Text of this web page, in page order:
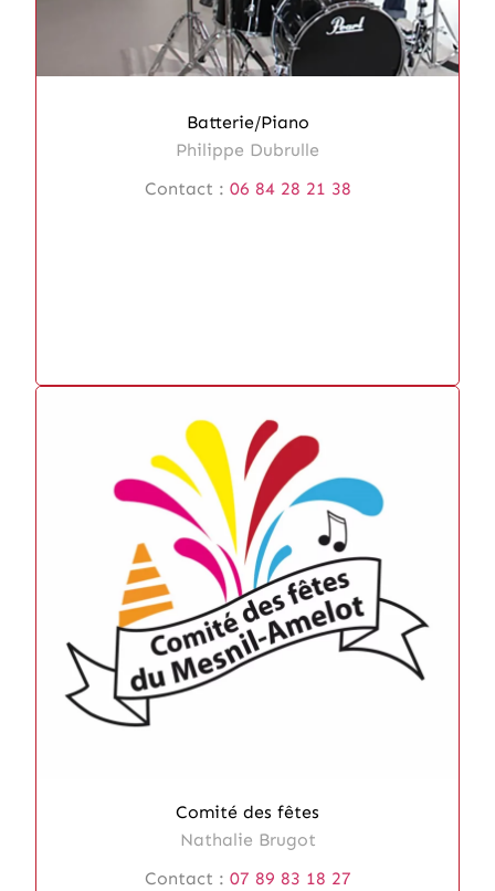
Batterie/Piano
Philippe Dubrulle
Contact : 06 84 28 21 38
Comité des fêtes
Nathalie Brugot
Contact : 07 89 83 18 27